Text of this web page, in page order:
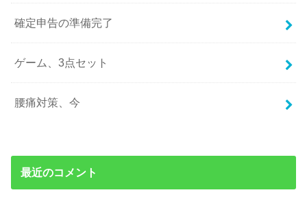
確定申告の準備完了
ゲーム、3点セット
腰痛対策、今
最近のコメント